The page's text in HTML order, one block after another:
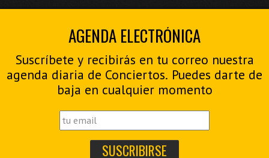
AGENDA ELECTRÓNICA
Suscríbete y recibirás en tu correo nuestra
agenda diaria de Conciertos. Puedes darte de
baja en cualquier momento